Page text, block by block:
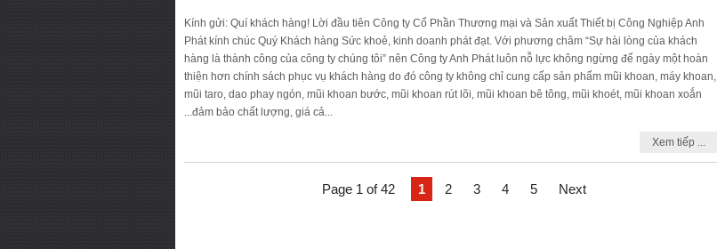
Kính gửi: Quí khách hàng! Lời đầu tiên Công ty Cổ Phần Thương mại và Sản xuất Thiết bị Công Nghiệp Anh
Phát kính chúc Quý Khách hàng Sức khoẻ, kinh doanh phát đạt. Với phương châm “Sự hài lòng của khách
hàng là thành công của công ty chúng tôi” nên Công ty Anh Phát luôn nỗ lực không ngừng để ngày một hoàn
thiện hơn chính sách phục vụ khách hàng do đó công ty không chỉ cung cấp sản phẩm mũi khoan, máy khoan,
mũi taro, dao phay ngón, mũi khoan bước, mũi khoan rút lõi, mũi khoan bê tông, mũi khoét, mũi khoan xoắn
...đảm bảo chất lượng, giá cả...
Xem tiếp ...
Page 1 of 42 1 2 3 4 5 Next